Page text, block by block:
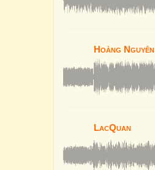
Hoàng Nguyên
LacQuan